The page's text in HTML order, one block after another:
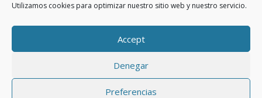
Utilizamos cookies para optimizar nuestro sitio web y nuestro servicio.
Accept
Denegar
Preferencias
desarrollada porCMA Comunicación